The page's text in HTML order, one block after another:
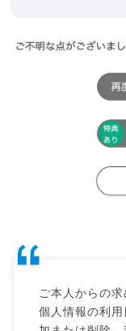
ご本人からの
個人情報の利